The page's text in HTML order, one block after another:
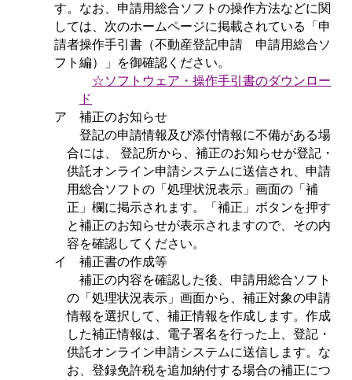
す。なお、申請用総合ソフトの操作方法などに関
しては、次のホームページに掲載されている「申
請者操作手引書（不動産登記申請 申請用総合ソ
フト編）」を御確認ください。
☆ソフトウェア・操作手引書のダウンロー
ド
ア 補正のお知らせ
登記の申請情報及び添付情報に不備がある場
合には
登記所から、補正のお知らせが登記・
供託オンライン申請システムに送信され、申請
用総合ソフトの「処理状況表示」画面の「補
正」欄に掲示されます。「補正」ボタンを押す
と補正のお知らせが表示されますので、その内
容を確認してください。
イ 補正書の作成等
補正の内容を確認した後、申請用総合ソフト
の「処理状況表示」画面から、補正対象の申請
情報を選択して、補正情報を作成します。作成
した補正情報は、電子署名を行った上、登記・
供託オンライン申請システムに送信します。な
お、登録免許税を追加納付する場合の補正につ